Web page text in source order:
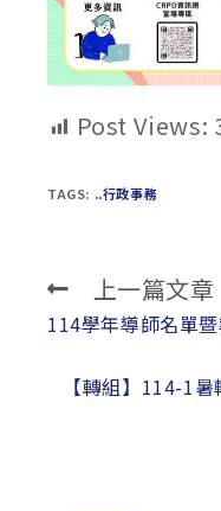
Post Views:
TAGS: ..行政事務
Read
more
上一篇文章
114學年導師名單
【轉組】114-1